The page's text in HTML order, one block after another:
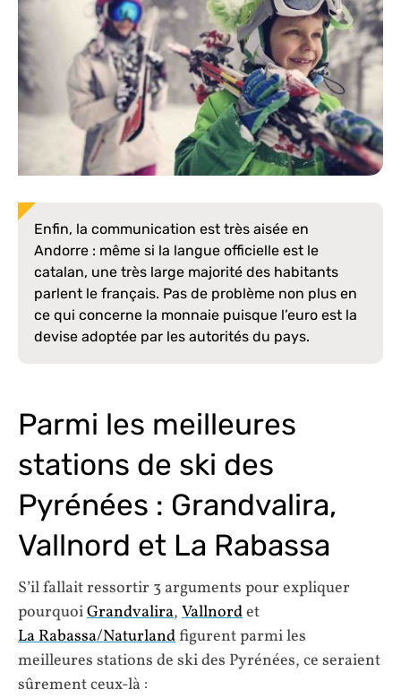
Enfin, la communication est très aisée en
Andorre : même si la langue officielle est le
catalan, une très large majorité des habitants
parlent le français. Pas de problème non plus en
ce qui concerne la monnaie puisque l’euro est la
devise adoptée par les autorités du pays.
Parmi les meilleures
stations de ski des
Pyrénées : Grandvalira,
Vallnord et La Rabassa
S’il fallait ressortir 3 arguments pour expliquer
pourquoiGrandvalira, Vallnordet
La Rabassa/Naturlandfigurent parmi les
meilleures stations de ski des Pyrénées, ce seraient
sûrement ceux-là :